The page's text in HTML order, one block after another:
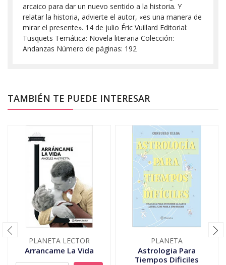
arcaico para dar un nuevo sentido a la historia. Y
relatar la historia, advierte el autor, «es una manera de
mirar el presente». 14 de julio Éric Vuillard Editorial:
Tusquets Temática: Novela literaria Colección:
Andanzas Número de páginas: 192
TAMBIÉN TE PUEDE INTERESAR
PLANETA LECTOR
Arrancame La Vida
PLANETA
Astrologia Para
Tiempos Dificiles